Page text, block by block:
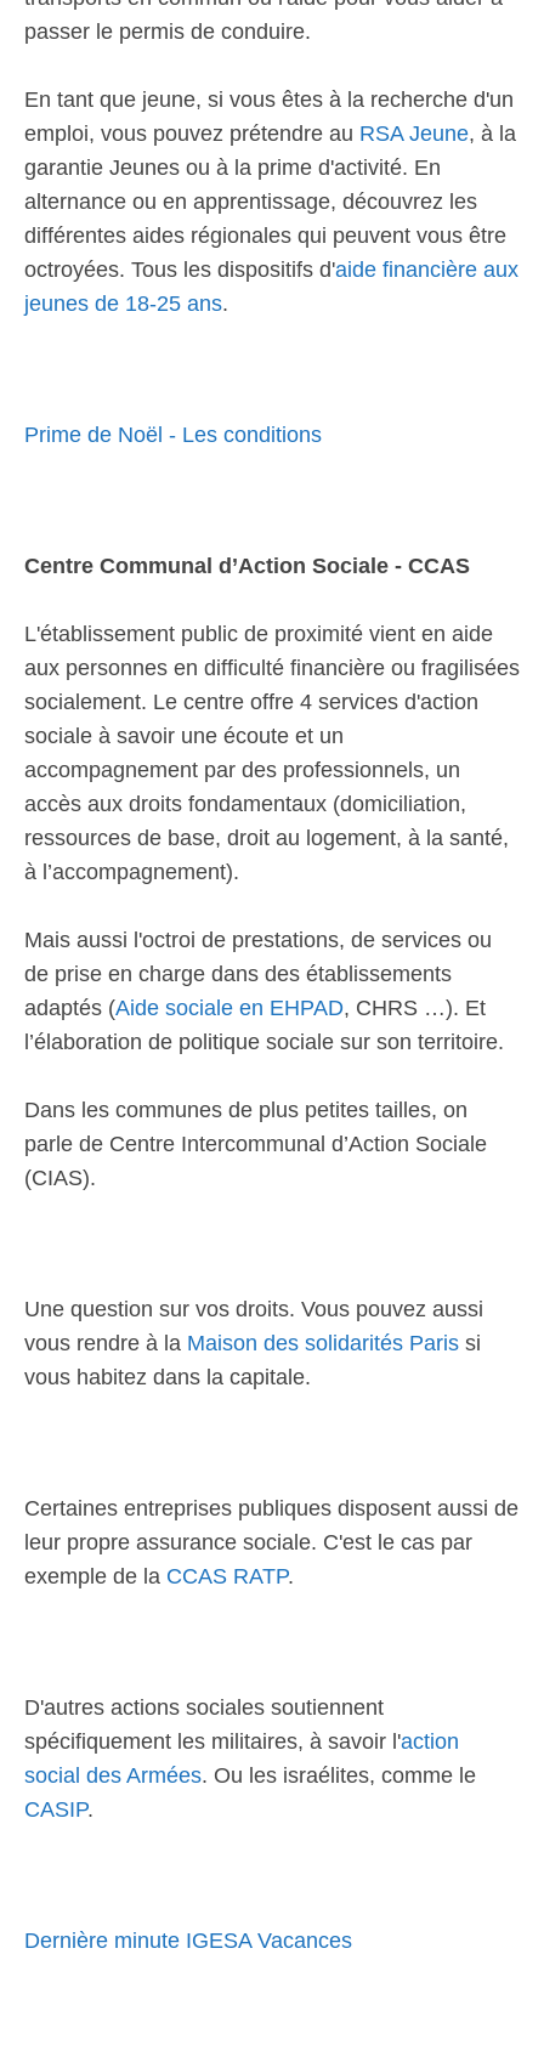
passer le permis de conduire.
En tant que jeune, si vous êtes à la recherche d'un
emploi, vous pouvez prétendre au RSA Jeune, à la
garantie Jeunes ou à la prime d'activité. En
alternance ou en apprentissage, découvrez les
différentes aides régionales qui peuvent vous être
octroyées. Tous les dispositifs d'aide financière aux
jeunes de 18-25 ans.
Prime de Noël - Les conditions
Centre Communal d’Action Sociale - CCAS
L'établissement public de proximité vient en aide
aux personnes en difficulté financière ou fragilisées
socialement. Le centre offre 4 services d'action
sociale à savoir une écoute et un
accompagnement par des professionnels, un
accès aux droits fondamentaux (domiciliation,
ressources de base, droit au logement, à la santé,
à l’accompagnement).
Mais aussi l'octroi de prestations, de services ou
de prise en charge dans des établissements
adaptés (Aide sociale en EHPAD, CHRS …). Et
l’élaboration de politique sociale sur son territoire.
Dans les communes de plus petites tailles, on
parle de Centre Intercommunal d’Action Sociale
(CIAS).
Une question sur vos droits. Vous pouvez aussi
vous rendre à la Maison des solidarités Paris si
vous habitez dans la capitale.
Certaines entreprises publiques disposent aussi de
leur propre assurance sociale. C'est le cas par
exemple de la CCAS RATP.
D'autres actions sociales soutiennent
spécifiquement les militaires, à savoir l'action
social des Armées. Ou les israélites, comme le
CASIP.
Dernière minute IGESA Vacances